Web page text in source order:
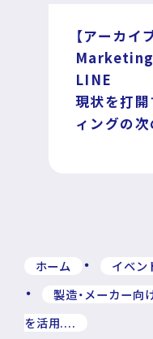
【アーカイ
LINE
現状を打
ィングの
ホーム
イベン
製造・メーカー向
を活用....